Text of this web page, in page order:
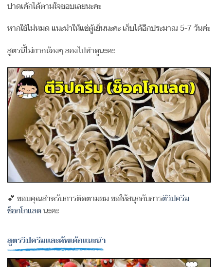
ปาดเค้กได้ตามใจชอบเลยนะคะ
หากใช้ไม่หมด แนะนำให้แช่ตู้เย็นนะคะ เก็บได้อีกประมาณ 5-7 วันค่ะ
สูตรนี้ไม่ยากน้องๆ ลองไปทำดูนะคะ
💕 ขอบคุณสำหรับการติดตามชม ขอให้สนุกกับการตีวิปครีม
ช็อกโกแลตนะคะ
สูตรวิปครีมและคัพเค้กแนะนำ